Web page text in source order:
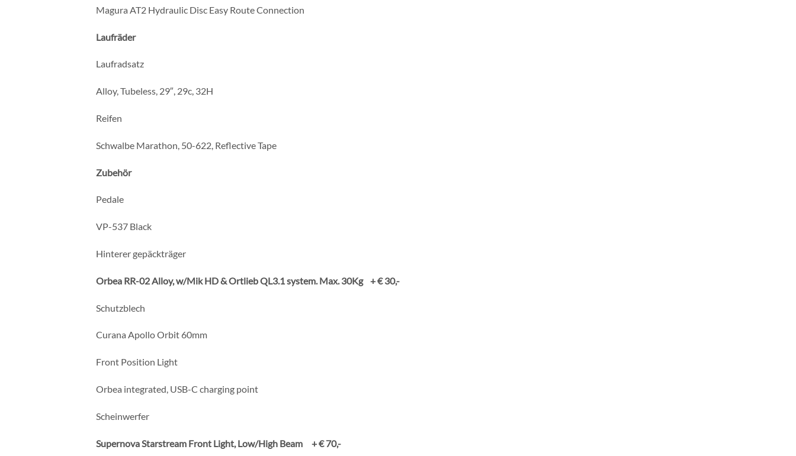
Magura AT2 Hydraulic Disc Easy Route Connection
Laufräder
Laufradsatz
Alloy, Tubeless, 29″, 29c, 32H
Reifen
Schwalbe Marathon, 50-622, Reflective Tape
Zubehör
Pedale
VP-537 Black
Hinterer gepäckträger
Orbea RR-02 Alloy, w/Mik HD & Ortlieb QL3.1 system. Max. 30Kg + € 30,-
Schutzblech
Curana Apollo Orbit 60mm
Front Position Light
Orbea integrated, USB-C charging point
Scheinwerfer
Supernova Starstream Front Light, Low/High Beam + € 70,-